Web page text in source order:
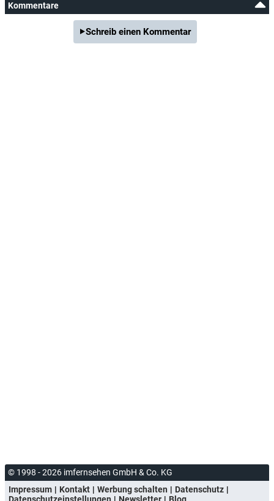
Kommentare
Schreib einen Kommentar
© 1998 - 2026 imfernsehen GmbH & Co. KG
Impressum
Kontakt Werbung schalten
Datenschutz